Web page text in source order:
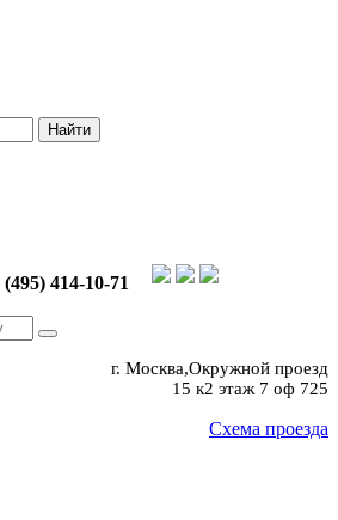
(495) 414-10-71
г. Москва,Окружной проезд
15 к2 этаж 7 оф 725
Схема проезда